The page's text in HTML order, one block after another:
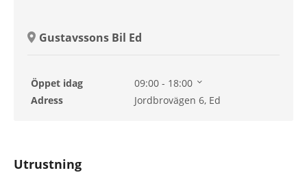
Gustavssons Bil Ed
Öppet idag
09:00 - 18:00
Lördag
00:00 - 00:00
Adress Jordbrovägen 6, Ed
Utrustning